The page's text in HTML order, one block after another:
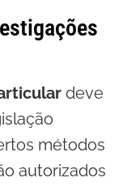
deve
métodos
autorizados